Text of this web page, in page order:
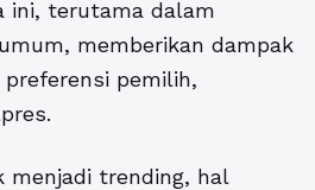
ini, terutama dalam
memberikan dampak
pemilih,
menjadi trending, hal